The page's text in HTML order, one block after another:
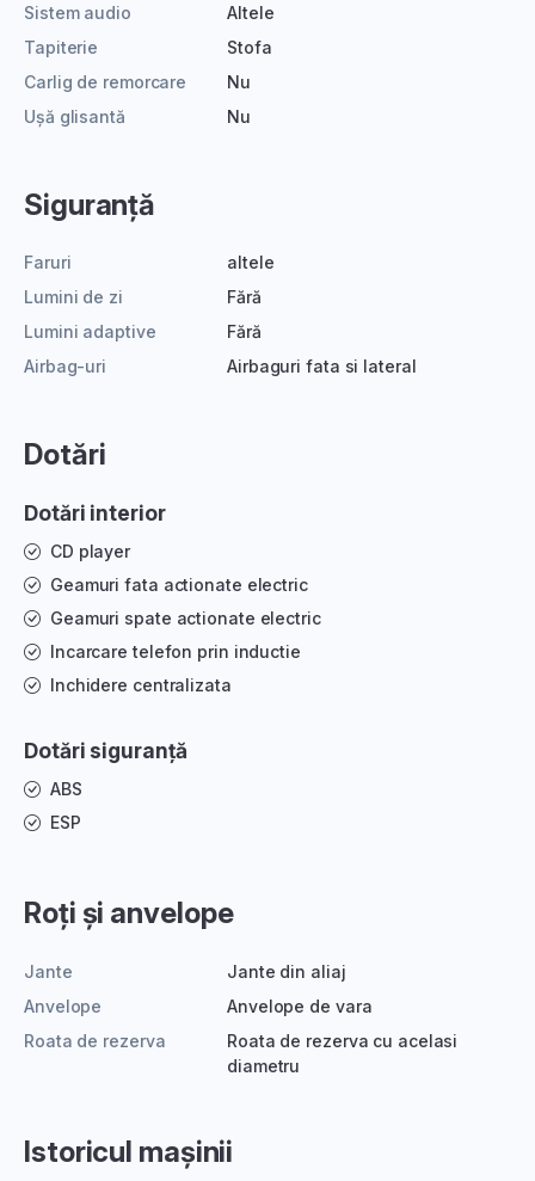
Sistem audio
Altele
Tapiterie
Stofa
Carlig de remorcare
Nu
Ușă glisantă
Nu
Siguranță
Faruri
altele
Lumini de zi
Fără
Lumini adaptive
Fără
Airbag-uri
Airbaguri fata si lateral
Dotări
Dotări interior
CD player
Geamuri fata actionate electric
Geamuri spate actionate electric
Incarcare telefon prin inductie
Inchidere centralizata
Dotări siguranță
ABS
ESP
Roți și anvelope
Jante
Jante din aliaj
Anvelope
Anvelope de vara
Roata de rezerva
Roata de rezerva cu acelasi
diametru
Istoricul mașinii